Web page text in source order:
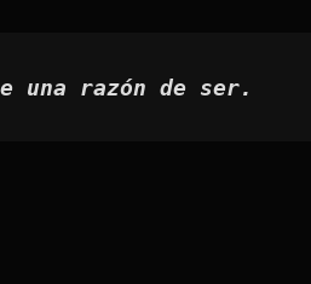
una razón de ser.